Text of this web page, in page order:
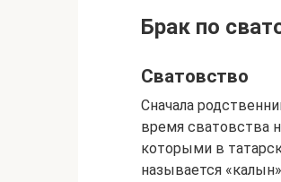
Брак по
Сватовство
Сначала
время сватовства
которыми в
называется